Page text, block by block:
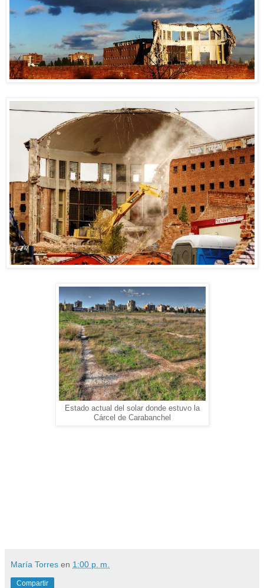
Estado actual del solar donde estuvo la
Cárcel de Carabanchel
María Torres en 1:00 p. m.
Compartir